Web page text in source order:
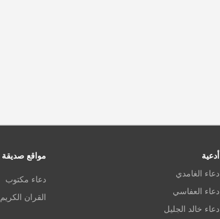
أدعية
دعاء الغامدي
دعاء العفاسي
دعاء خالد الجليل
مواقع صديقة
دعاء مكتوب
القران الكريم mp3